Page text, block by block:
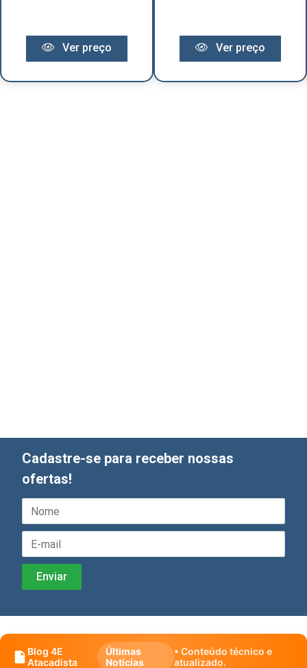
Ver preço Ver preço
Cadastre-se para receber nossas
ofertas!
Blog 4E
Atacadista
Últimas
Notícias
• Conteúdo técnico e
atualizado.